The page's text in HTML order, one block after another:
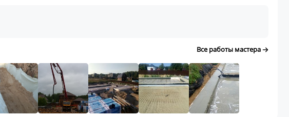
Все работы мастера